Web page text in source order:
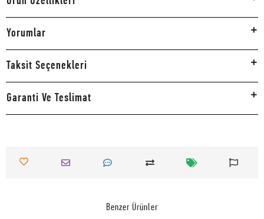
Yorumlar
Taksit Seçenekleri
Garanti Ve Teslimat
Benzer Ürünler